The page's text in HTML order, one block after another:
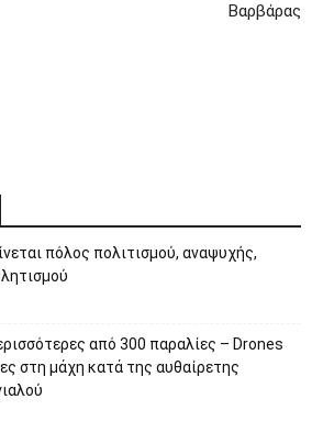
Βαρβάρας
πόλος πολιτισμού, αναψυχής,
από 300 παραλίες – Drones
στη μάχη κατά της αυθαίρετης